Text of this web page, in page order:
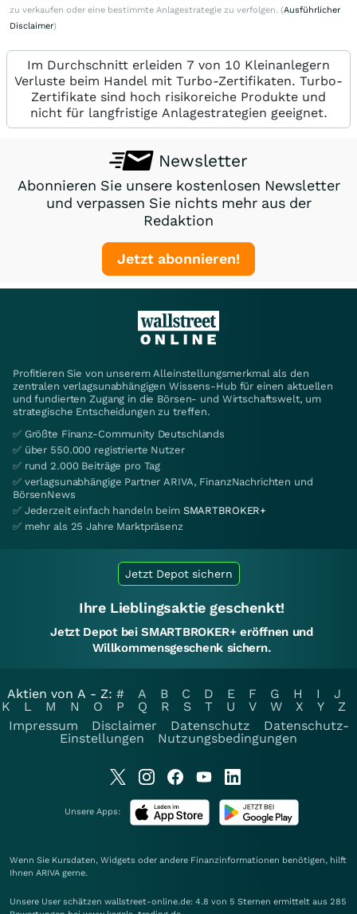
zu verkaufen oder eine bestimmte Anlagestrategie zu verfolgen. (Ausführlicher
Disclaimer)
Im Durchschnitt erleiden 7 von 10 Kleinanlegern
Verluste beim Handel mit Turbo-Zertifikaten. Turbo-
Zertifikate sind hoch risikoreiche Produkte und
nicht für langfristige Anlagestrategien geeignet.
Newsletter
Abonnieren Sie unsere kostenlosen Newsletter
und verpassen Sie nichts mehr aus der
Redaktion
Jetzt abonnieren!
Profitieren Sie von unserem Alleinstellungsmerkmal als den
zentralen verlagsunabhängigen Wissens-Hub für einen aktuellen
und fundierten Zugang in die Börsen- und Wirtschaftswelt, um
strategische Entscheidungen zu treffen.
✅ Größte Finanz-Community Deutschlands
✅ über 550.000 registrierte Nutzer
✅ rund 2.000 Beiträge pro Tag
✅ verlagsunabhängige Partner ARIVA, FinanzNachrichten und
BörsenNews
✅ Jederzeit einfach handeln beim SMARTBROKER+
✅ mehr als 25 Jahre Marktpräsenz
Jetzt Depot sichern
Ihre Lieblingsaktie geschenkt!
Jetzt Depot bei SMARTBROKER+ eröffnen und
Willkommensgeschenk sichern.
Aktien von A - Z: # A B C D E F G H I
J
K
L M N O P Q R S T U V W X Y
Z
Impressum
Disclaimer Datenschutz
Datenschutz-
Einstellungen
Nutzungsbedingungen
Unsere Apps:
Wenn Sie Kursdaten, Widgets oder andere Finanzinformationen benötigen, hilft
Ihnen ARIVA gerne.
Unsere User schätzen wallstreet-online.de: 4.8 von 5 Sternen ermittelt aus 285